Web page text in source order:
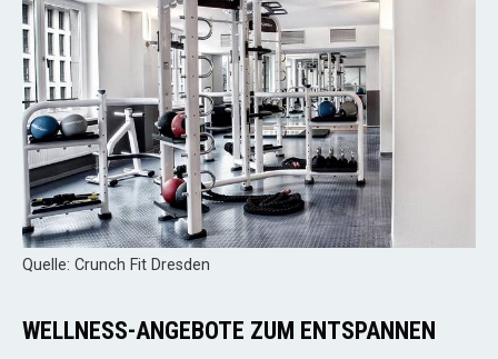
Quelle: Crunch Fit Dresden
WELLNESS-ANGEBOTE ZUM ENTSPANNEN